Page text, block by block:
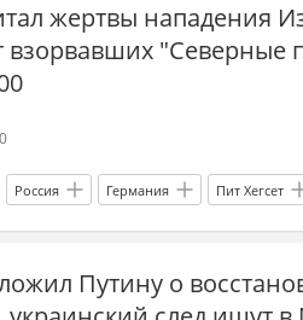
жертвы нападения
взорвавших "Северные
Россия Германия Пит Хегсет
мирные жители Военные
педофилы Секс-скандал
Путину о